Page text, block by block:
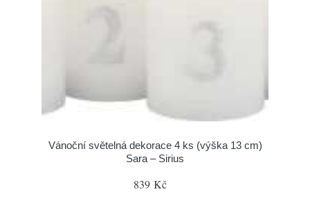
Vánoční světelná dekorace 4 ks (výška 13 cm)
Sara – Sirius
839 Kč